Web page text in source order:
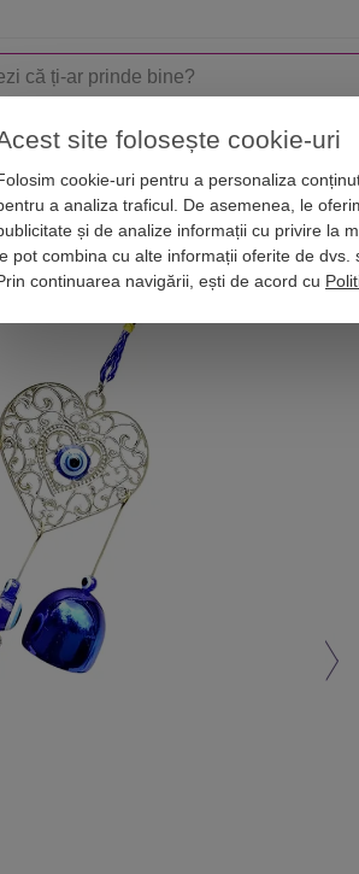
Horoscop Zodii Astrologie
casa Obiecte feng shui pe zodii
cu inimă și ochi
site folosește cookie-uri
cookie-uri pentru a personaliza
a analiza traficul. De asemenea, le
și de analize informații cu privire la
pot combina cu alte informații oferite de
continuarea navigării, ești de acord cu